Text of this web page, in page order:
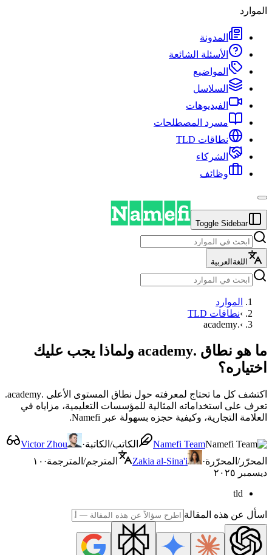
الموارد
المدونة
الأسئلة الشائعة
المواضيع
السلاسل
الفيديوهات
مسرد المصطلحات
نطاقات TLD
الشركاء
وظائف
Toggle Sidebar
اللغة العربية
الموارد
›نطاقات TLD
›
.academy
ما هو نطاق .academy ولماذا يجب عليك
اختياره؟
اكتشف كل ما تحتاج لمعرفته حول نطاق المستوى الأعلى .academy.
تعرف على استخداماته المثالية للمؤسسات التعليمية، مزاياه في
العلامة التجارية، وكيفية حجزه بسهولة عبر Namefi.
Namefi Team الكاتب/الكاتبة·
Victor Zhou
المحرّر/المحرّرة·
Zakia al-Sina'i المترجم/المترجمة· ١٠
ديسمبر ٢٠٢٥
tld
اسأل عن هذه المقالة